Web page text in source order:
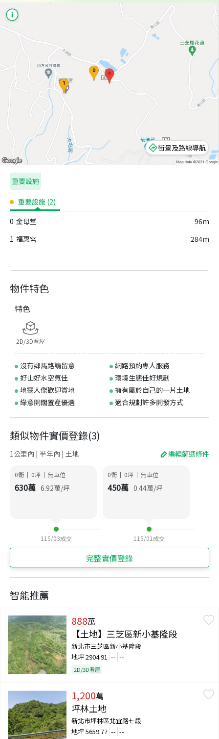
物件特色
特色
2D/3D看屋
沒有鄰馬路請留意
網路預約專人服務
好山好水空氣佳
環境生態佳好規劃
地靈人傑歡迎賞地
擁有屬於自己的一片土地
綠意開闊置產優選
適合規劃許多開發方式
街景及路線導航
重要設施
重要設施 (2)
0 金母堂
96m
1 福惠宮 284m
類似物件實價登錄(3)
1公里內 | 半年內 | 土地 編輯篩選條件
0衛 | 0坪 | 無車位
630萬 6.92萬/坪
115/03成交
0衛 | 0坪 | 無車位
450萬 0.44萬/坪
115/01 成交
完整實價登錄
智能推薦
888萬
【土地】三芝區新小基隆段
新北市三芝區新小基隆段
地坪2904.91 -- --
2D/3D看屋
1,200萬
坪林土地
新北市坪林區北宜路七段
地坪5659.77 -- --